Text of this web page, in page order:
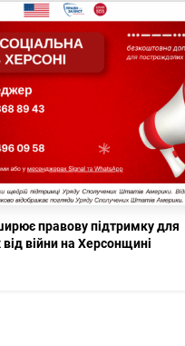
правову підтримку для
війни на Херсонщині